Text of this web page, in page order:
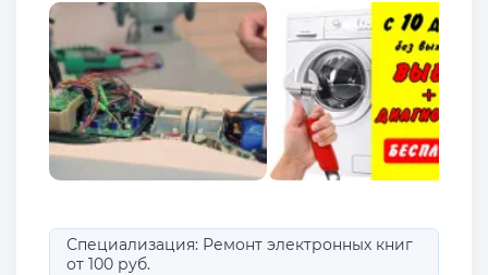
Специализация: Ремонт электронных книг
от 100 руб.